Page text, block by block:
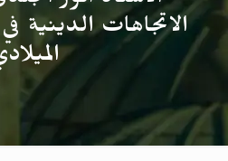
الاتجاهات الدينية